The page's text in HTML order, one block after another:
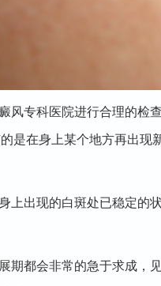
专科医院进行合理的检
是在身上某个地方再出
出现的白斑处已稳定的
都会非常的急于求成，